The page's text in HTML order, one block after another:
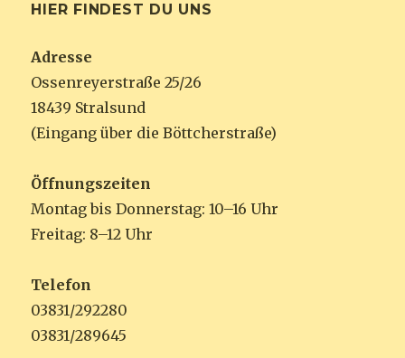
HIER FINDEST DU UNS
Adresse
Ossenreyerstraße 25/26
18439 Stralsund
(Eingang über die Böttcherstraße)
Öffnungszeiten
Montag bis Donnerstag: 10–16 Uhr
Freitag: 8–12 Uhr
Telefon
03831/292280
03831/289645